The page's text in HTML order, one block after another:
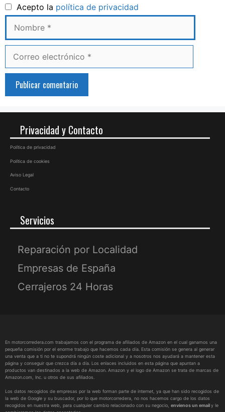
Acepto la política de privacidad
Privacidad y Contacto
Política de privacidad
Política de cookies
Aviso Legal
Contacto
Servicios
Reparación por Localidad
Empresas de España
Cerrajeros 24 Horas
En motorcorredera.com trabajamos con el programa de afiliados de Amazon en el cual ganamos una
pequeña comisión por el enorme trabajo que hacemos cada día. Esta comisión se genera al generar
una venta que a ti no te supondrá ningún coste adicional y a nosotros nos ayudará a mantener esta
página y conseguir que crezca día a día. Los enlaces incluidos en esta página que apuntan a
productos van destinados a la web de Amazon. Amazon y el logo de Amazon se trata de marcas de
Amazon.com, Inc. u otros de sus afiliados.
Los datos recogidos de empresas por la web forman parte de internet, ya que han sido recogidos de
la web de Google y su buscador, por lo que motorcorredera, no nos hacemos cargo de los datos
recogidos en nuestra web, para cualquier cambio relacionado con su negocio, envíenos un emaily le